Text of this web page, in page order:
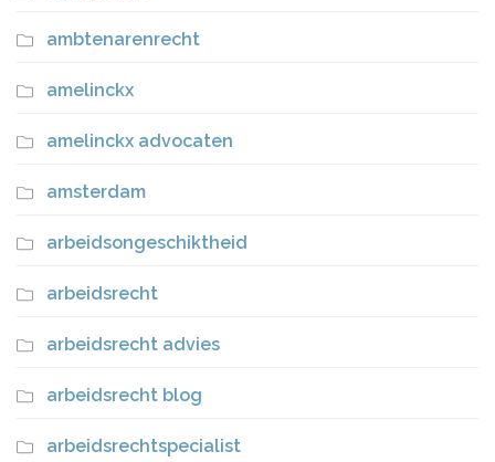
ambtenarenrecht
amelinckx
amelinckx advocaten
amsterdam
arbeidsongeschiktheid
arbeidsrecht
arbeidsrecht advies
arbeidsrecht blog
arbeidsrechtspecialist